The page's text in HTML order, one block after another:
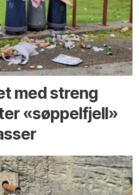
med streng
«søppelfjell»